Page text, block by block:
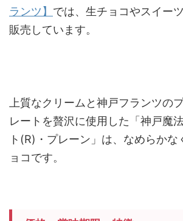
ランツ】 では、生チョコやスイー
販売しています。
上質なクリームと神戸フランツの
レートを贅沢に使用した「神戸魔
ト(R)・プレーン」は、なめらかな
ョコです。